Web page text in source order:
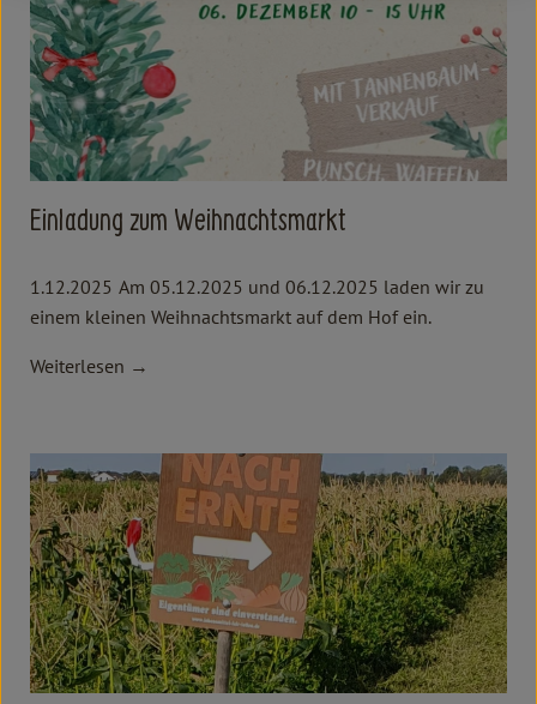
Einladung zum Weihnachtsmarkt
1.12.2025 Am 05.12.2025 und 06.12.2025 laden wir zu
einem kleinen Weihnachtsmarkt auf dem Hof ein.
Weiterlesen →